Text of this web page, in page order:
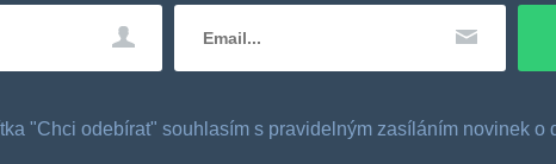
"Chci odebírat" souhlasím s pravidelným zasíláním novinek o